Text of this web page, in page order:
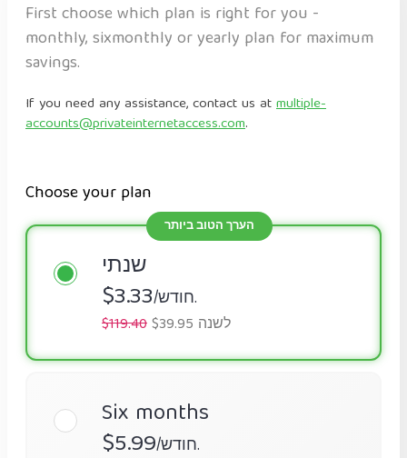
First choose which plan is right for you -
monthly, sixmonthly or yearly plan for maximum
savings.
If you need any assistance, contact us atmultiple-
accounts@privateinternetaccess.com.
Choose your plan
שנתי
$3.33 /חודש.
$119.40 $39.95 לשנה
Six months
$5.99 /חודש.